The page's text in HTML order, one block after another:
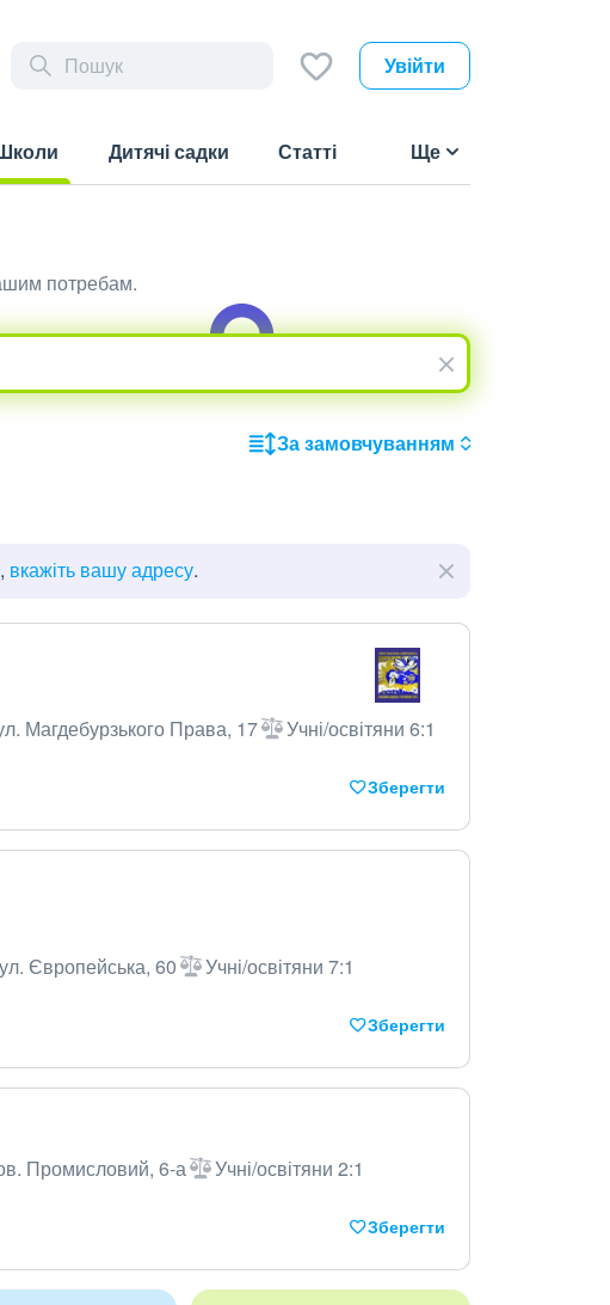
Увійти
Дитячі садки Статті Ще
потребам.
За замовчуванням
вкажіть вашу адресу.
Магдебурзького Права, 17 Учні/освітяни 6:1
Зберегти
Європейська, 60 Учні/освітяни 7:1
Зберегти
Промисловий, 6-а Учні/освітяни 2:1
Зберегти